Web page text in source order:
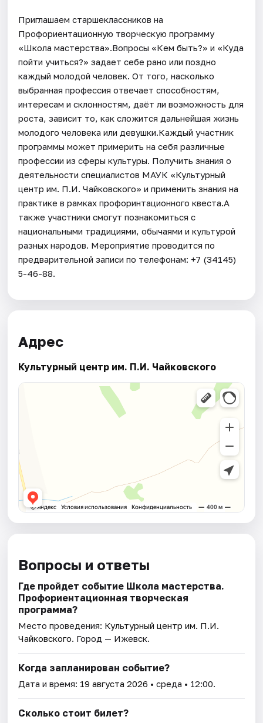
Приглашаем старшеклассников на
Профориентационную творческую программу
«Школа мастерства».Вопросы «Кем быть?» и «Куда
пойти учиться?» задает себе рано или поздно
каждый молодой человек. От того, насколько
выбранная профессия отвечает способностям,
интересам и склонностям, даёт ли возможность для
роста, зависит то, как сложится дальнейшая жизнь
молодого человека или девушки.Каждый участник
программы может примерить на себя различные
профессии из сферы культуры. Получить знания о
деятельности специалистов МАУК «Культурный
центр им. П.И. Чайковского» и применить знания на
практике в рамках профоринтационного квеста.А
также участники смогут познакомиться с
национальными традициями, обычаями и культурой
разных народов. Мероприятие проводится по
предварительной записи по телефонам: +7 (34145)
5-46-88.
Адрес
Культурный центр им. П.И. Чайковского
Вопросы и ответы
Где пройдет событие Школа мастерства.
Профориентационная творческая
программа?
Место проведения: Культурный центр им. П.И.
Чайковского. Город — Ижевск.
Когда запланирован событие?
Дата и время: 19 августа 2026 • среда • 12:00.
Сколько стоит билет?